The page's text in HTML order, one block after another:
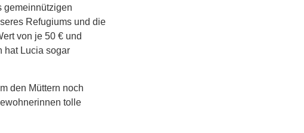
gemeinnützigen
Refugiums und die
von je 50 € und
hat Lucia sogar
den Müttern noch
tolle